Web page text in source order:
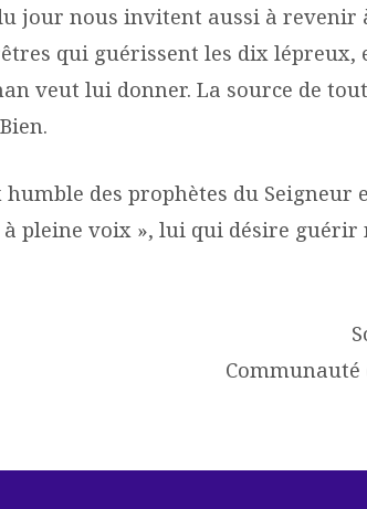
jour nous invitent aussi à revenir
qui guérissent les dix lépreux,
veut lui donner. La source de
des prophètes du Seigneur
pleine voix », lui qui désire guérir